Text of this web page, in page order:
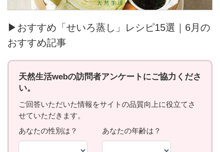
▶おすすめ「せいろ蒸し」レシピ15選｜6月の
おすすめ記事